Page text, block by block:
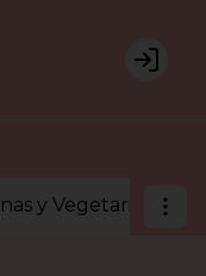
Login
y Vegetarianas